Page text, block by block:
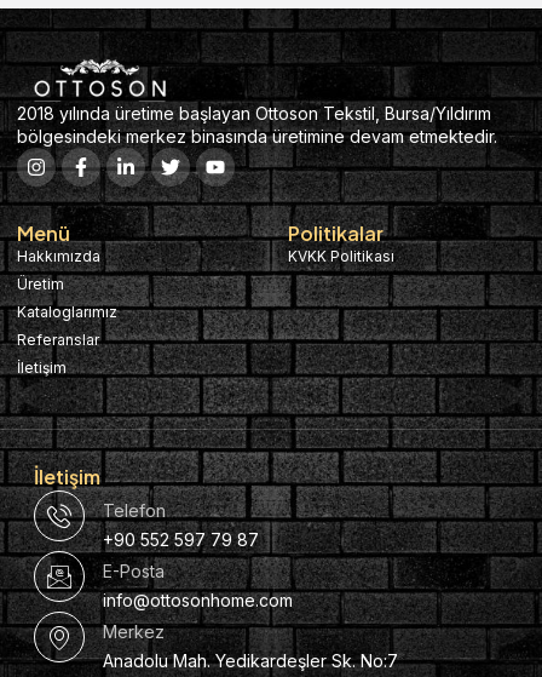
2018 yılında üretime başlayan Ottoson Tekstil, Bursa/Yıldırım
bölgesindeki merkez binasında üretimine devam etmektedir.
Menü
Hakkımızda
Üretim
Kataloglarımız
Referanslar
İletişim
Politikalar
KVKK Politikası
İletişim
Telefon
+90 552 597 79 87
E-Posta
info@ottosonhome.com
Merkez
Anadolu Mah. Yedikardeşler Sk. No:7